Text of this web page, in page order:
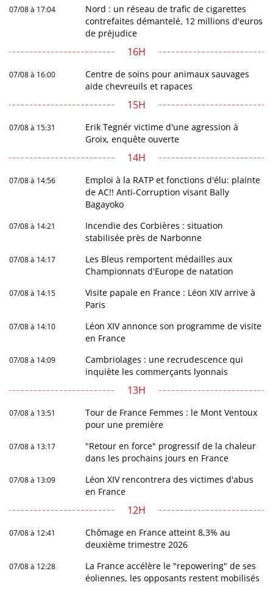
07/08 à 17:04
Nord : un réseau de trafic de cigarettes
contrefaites démantelé, 12 millions d'euros
de préjudice
16H
07/08 à 16:00
Centre de soins pour animaux sauvages
aide chevreuils et rapaces
15H
07/08 à 15:31
Erik Tegnér victime d'une agression à
Groix, enquête ouverte
14H
07/08 à 14:56
Emploi à la RATP et fonctions d'élu: plainte
de AC!! Anti-Corruption visant Bally
Bagayoko
07/08 à 14:21
Incendie des Corbières : situation
stabilisée près de Narbonne
07/08 à 14:17
Les Bleus remportent médailles aux
Championnats d'Europe de natation
07/08 à 14:15
Visite papale en France : Léon XIV arrive à
Paris
07/08 à 14:10
Léon XIV annonce son programme de visite
en France
07/08 à 14:09
Cambriolages : une recrudescence qui
inquiète les commerçants lyonnais
13H
07/08 à 13:51
Tour de France Femmes : le Mont Ventoux
pour une première
07/08 à 13:17
"Retour en force" progressif de la chaleur
dans les prochains jours en France
07/08 à 13:09
Léon XIV rencontrera des victimes d'abus
en France
12H
07/08 à 12:41
Chômage en France atteint 8,3% au
deuxième trimestre 2026
07/08 à 12:28
La France accélère le "repowering" de ses
éoliennes, les opposants restent mobilisés